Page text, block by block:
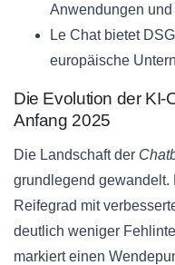
Anwendungen und
Le Chat bietet
europäische
Die Evolution der KI-
Anfang 2025
Die Landschaft der
grundlegend gewandelt.
Reifegrad mit
deutlich weniger
markiert einen